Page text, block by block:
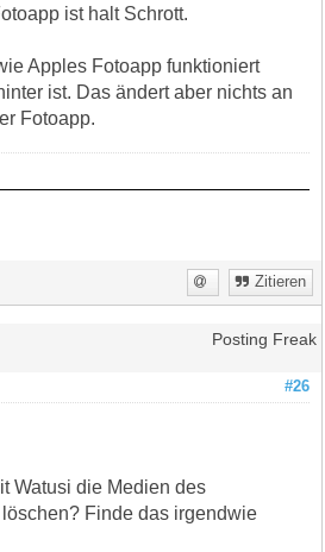
ist halt Schrott.
Apples Fotoapp funktioniert
ist. Das ändert aber nichts an
Fotoapp.
Zitieren
Posting Freak
#26
Watusi die Medien des
Finde das irgendwie